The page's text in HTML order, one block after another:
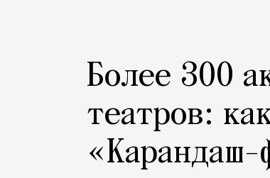
Более 300
театров:
«Карандаш-